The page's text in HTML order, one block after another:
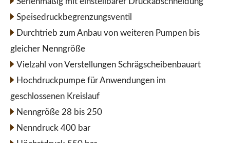
Speisedruckbegrenzungsventil
Durchtrieb zum Anbau von weiteren Pumpen bis
gleicher Nenngröße
Vielzahl von Verstellungen Schrägscheibenbauart
Hochdruckpumpe für Anwendungen im
geschlossenen Kreislauf
Nenngröße 28 bis 250
Nenndruck 400 bar